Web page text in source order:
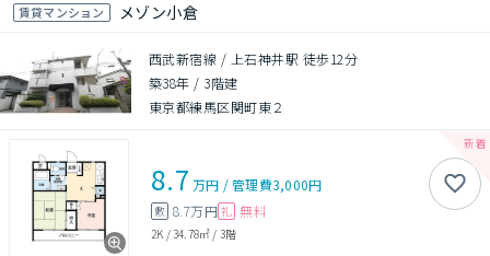
賃貸マンション メゾン小倉
西武新宿線 / 上石神井駅 徒歩12分
築38年 / 3階建
東京都練馬区関町東２
8.7 万円 /管理費3,000円
敷 8.7万円 礼 無料
2K /34.78㎡ / 3階